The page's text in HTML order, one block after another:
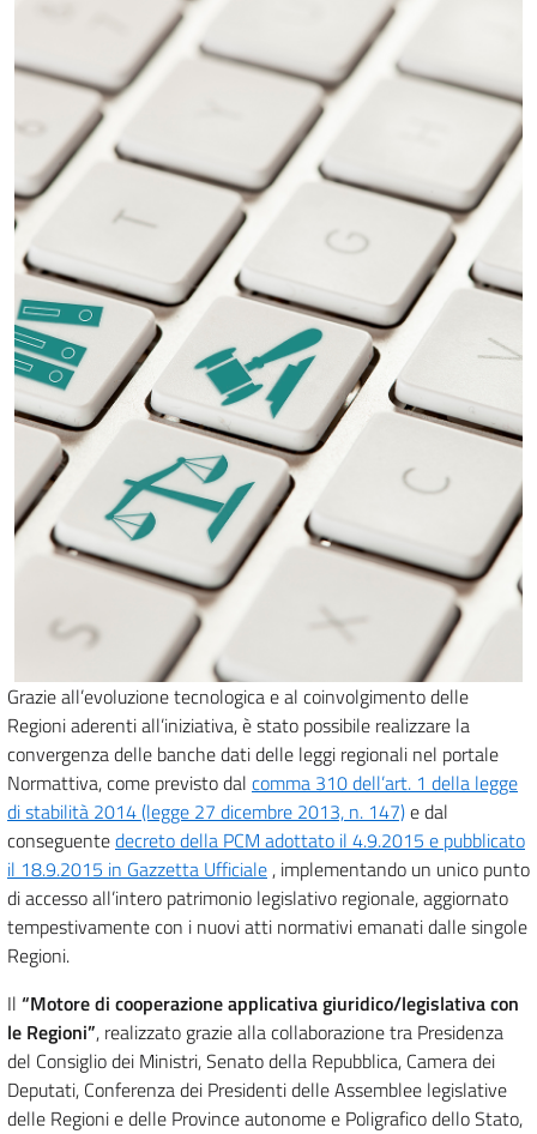
Grazie all’evoluzione tecnologica e al coinvolgimento delle
Regioni aderenti all’iniziativa, è stato possibile realizzare la
convergenza delle banche dati delle leggi regionali nel portale
Normattiva, come previsto dal comma 310 dell’art. 1 della legge
di stabilità 2014 (legge 27 dicembre 2013, n. 147)e dal
conseguentedecreto della PCM adottato il 4.9.2015 e pubblicato
il 18.9.2015 in Gazzetta Ufficiale , implementando un unico punto
di accesso all’intero patrimonio legislativo regionale, aggiornato
tempestivamente con i nuovi atti normativi emanati dalle singole
Regioni.
Il “Motore di cooperazione applicativa giuridico/legislativa con
le Regioni”, realizzato grazie alla collaborazione tra Presidenza
del Consiglio dei Ministri, Senato della Repubblica, Camera dei
Deputati, Conferenza dei Presidenti delle Assemblee legislative
delle Regioni e delle Province autonome e Poligrafico dello Stato,